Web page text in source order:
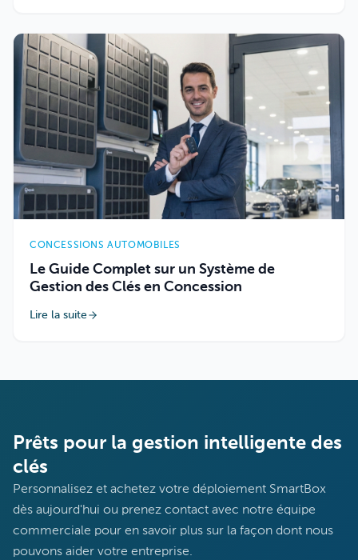
CONCESSIONS AUTOMOBILES
Le Guide Complet sur un Système de
Gestion des Clés en Concession
Lire la suite
Prêts pour la gestion intelligente des
clés
Personnalisez et achetez votre déploiement SmartBox
dès aujourd'hui ou prenez contact avec notre équipe
commerciale pour en savoir plus sur la façon dont nous
pouvons aider votre entreprise.